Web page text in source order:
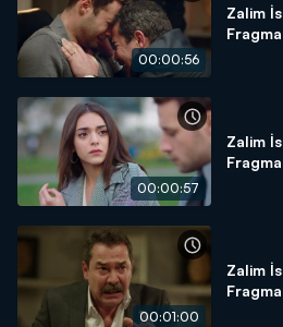
00:00:56
Zalim
00:00:57
Zalim
00:01:00
Zalim